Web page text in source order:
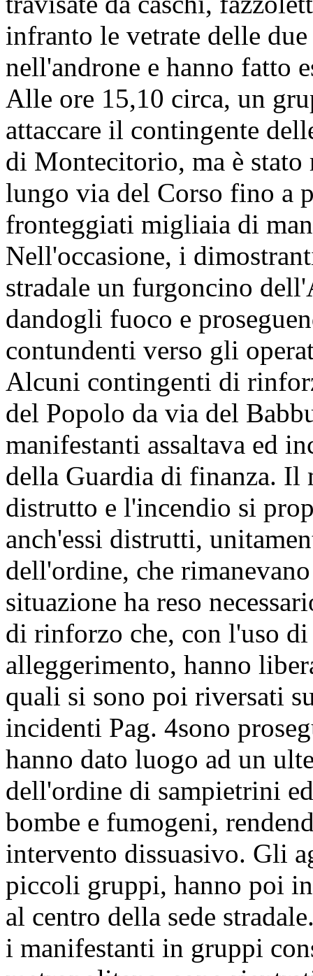
infranto le vetrate delle
nell'androne e hanno fatto
Alle ore 15,10 circa, un
attaccare il contingente
di Montecitorio, ma è stato
lungo via del Corso fino a
fronteggiati migliaia di
Nell'occasione, i
stradale un furgoncino
dandogli fuoco e
contundenti verso gli
Alcuni contingenti di
del Popolo da via del
manifestanti assaltava ed
della Guardia di finanza. Il
distrutto e l'incendio si
anch'essi distrutti,
dell'ordine, che
situazione ha reso
di rinforzo che, con l'uso
alleggerimento, hanno
quali si sono poi riversati
incidenti Pag. 4sono
hanno dato luogo ad un
dell'ordine di sampietrini
bombe e fumogeni,
intervento dissuasivo. Gli
piccoli gruppi, hanno poi
al centro della sede
i manifestanti in gruppi